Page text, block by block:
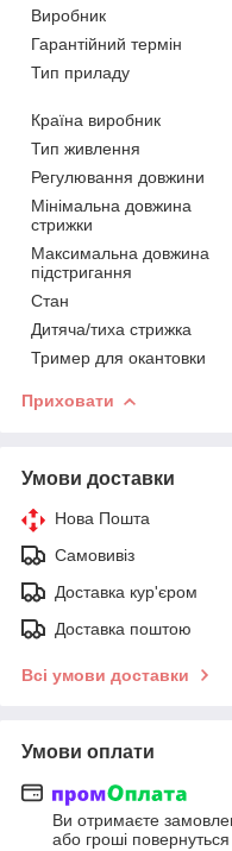
Виробник
Гарантійний термін
Тип приладу
Країна виробник
Тип живлення
Регулювання довжини
Мінімальна довжина
стрижки
Максимальна довжина
підстригання
Стан
Дитяча/тиха стрижка
Тример для окантовки
Приховати
Умови доставки
Нова Пошта
Самовивіз
Доставка кур'єром
Доставка поштою
Всі умови доставки
Умови оплати
Ви отримаєте
або гроші